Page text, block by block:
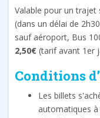
Valable pour un trajet
(dans un délai de
sauf aéroport, Bus
2,50€ (tarif avant 1er
Conditions
Les billets
automatiques